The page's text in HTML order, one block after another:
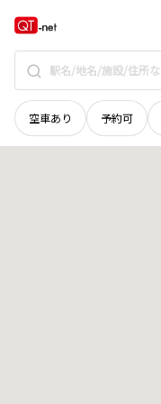
空車あり 予約可
愛媛県